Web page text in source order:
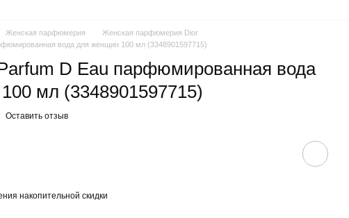
Женская парфюмерия
Женская парфюмерия Dior
вода для женщин 100 мл (3348901597715)
D Eau парфюмированная вода
мл (3348901597715)
Оставить отзыв
накопительной скидки